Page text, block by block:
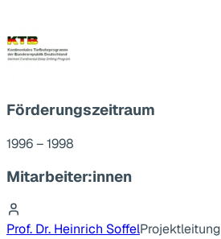
Förderungszeitraum
1996 – 1998
Mitarbeiter:innen
Prof. Dr. Heinrich SoffelProjektleitung